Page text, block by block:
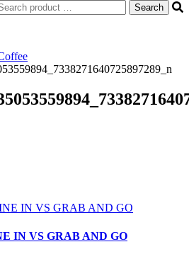
IN VS GRAB AND GO